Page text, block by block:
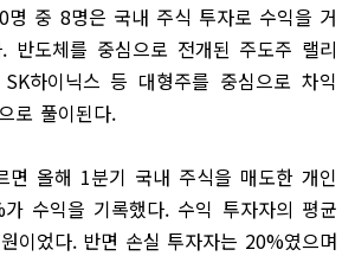
명 중 8명은 국내 주식 투자로 수익을 거
반도체를 중심으로 전개된 주도주 랠리
하이닉스 등 대형주를 중심으로 차익
로 풀이된다.
면 올해 1분기 국내 주식을 매도한 개인
수익을 기록했다. 수익 투자자의 평균
이었다. 반면 손실 투자자는 20%였으며